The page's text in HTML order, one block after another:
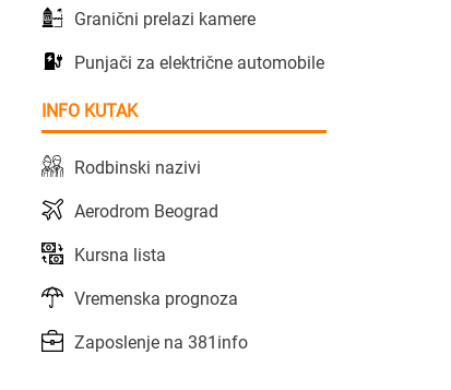
Granični prelazi kamere
Punjači za električne automobile
INFO KUTAK
Rodbinski nazivi
Aerodrom Beograd
Kursna lista
Vremenska prognoza
Zaposlenje na 381info